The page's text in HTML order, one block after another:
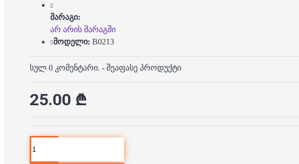
მარაგი:
არ არის მარაგში
მოდელი: B0213
სულ 0 კომენტარი. - შეაფასე პროდუქტი
25.00 ₾